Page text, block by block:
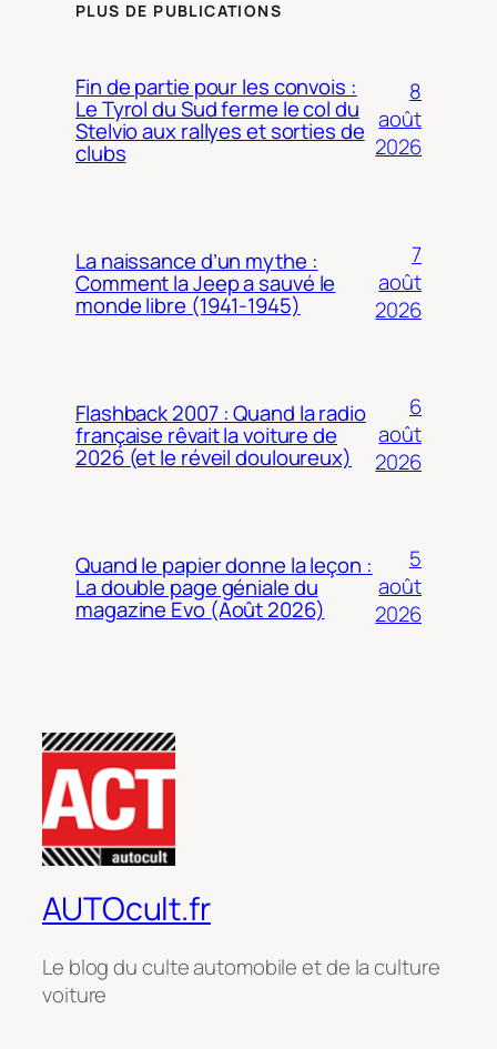
PLUS DE PUBLICATIONS
Fin de partie pour les convois :
Le Tyrol du Sud ferme le col du
Stelvio aux rallyes et sorties de
clubs
8
août
2026
La naissance d’un mythe :
Comment la Jeep a sauvé le
monde libre (1941-1945)
7
août
2026
Flashback 2007 : Quand la radio
française rêvait la voiture de
2026 (et le réveil douloureux)
6
août
2026
Quand le papier donne la leçon :
La double page géniale du
magazine Evo (Août 2026)
5
août
2026
AUTOcult.fr
Le blog du culte automobile et de la culture
voiture